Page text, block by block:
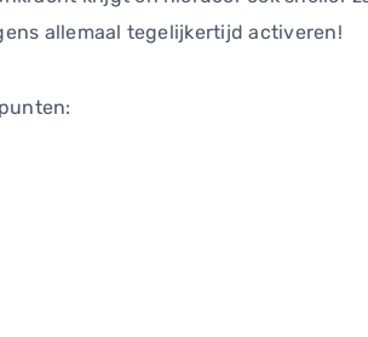
allemaal tegelijkertijd activeren!